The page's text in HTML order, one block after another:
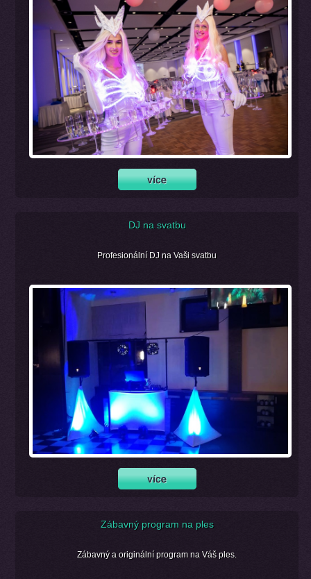
DJ na svatbu
Profesionální DJ na Vaši svatbu
Zábavný program na ples
Zábavný a originální program na Váš ples.